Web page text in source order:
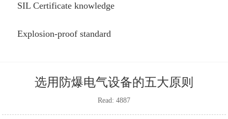
SIL Certificate knowledge
Explosion-proof standard
选用防爆电气设备的五大原则
Read: 4887